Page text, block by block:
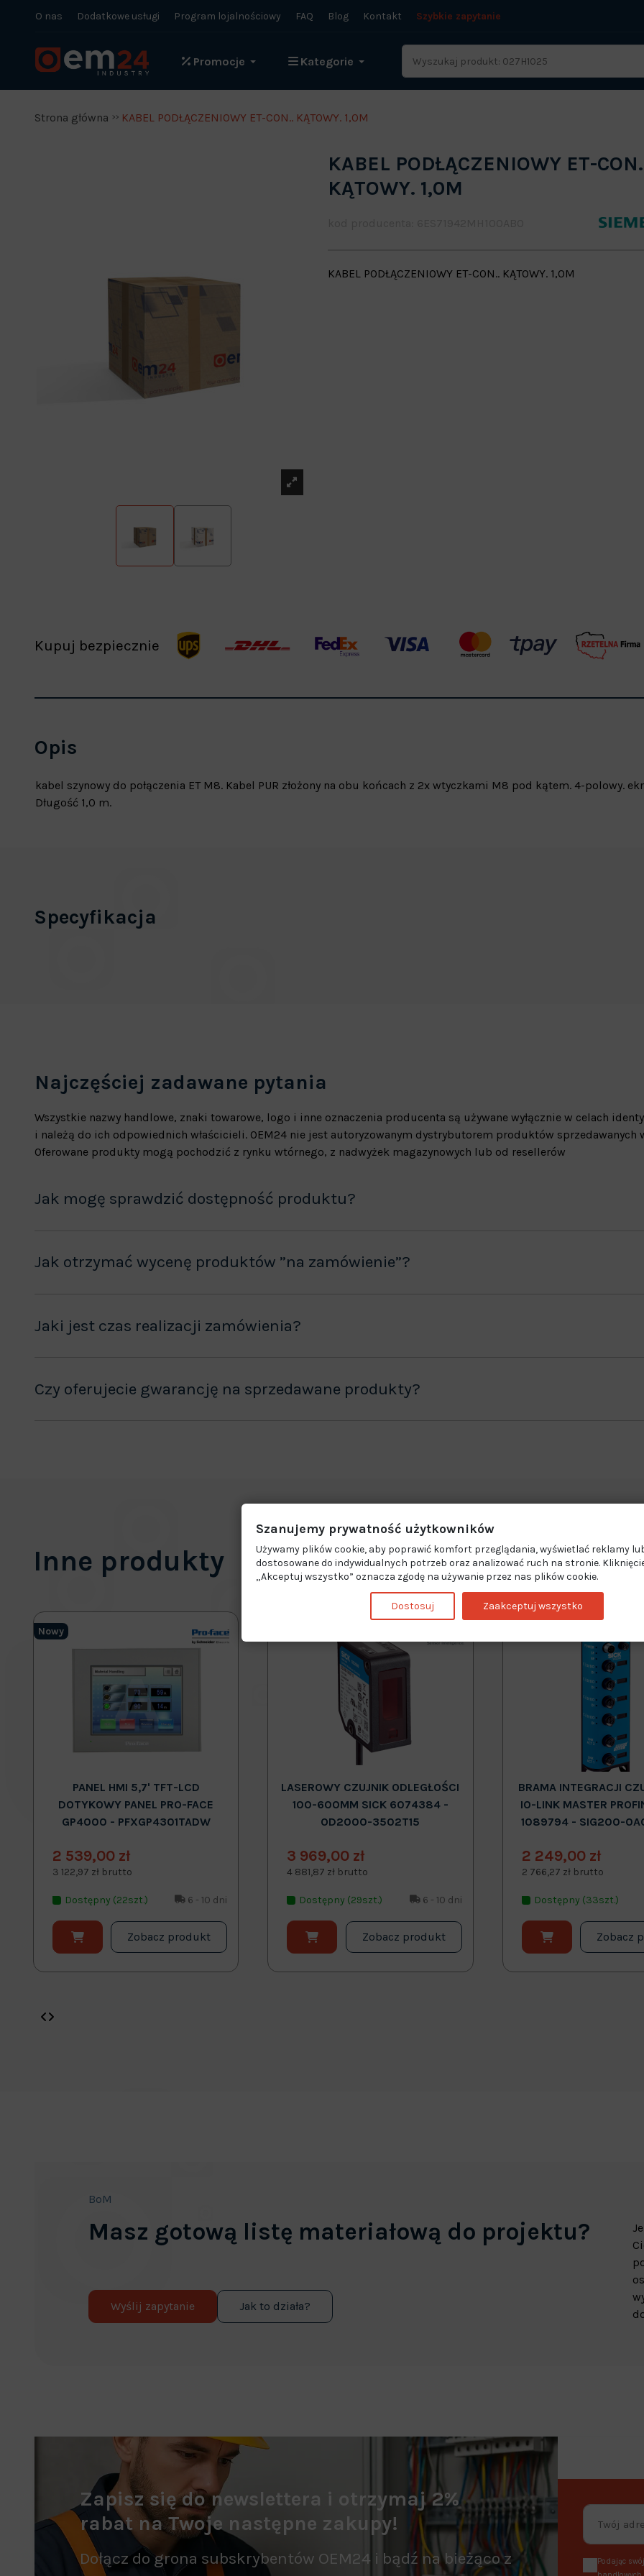
O nas Dodatkowe usługi Program lojalnościowy FAQ Blog Kontakt Szybkie zapytanie
Promocje Kategorie
Strona główna KABEL PODŁĄCZENIOWY ET-CON.. KĄTOWY. 1,0M
KABEL PODŁĄCZENIOWY ET-
KĄTOWY. 1,0M
KABEL PODŁĄCZENIOWY ET-CON.. KĄTOWY. 1,0M
Kupuj bezpiecznie
Opis
kabel szynowy do połączenia ET M8. Kabel PUR złożony na obu końcach z 2x wtyczkami M8 pod kątem. 4-polowy.
Długość 1,0 m.
Specyfikacja
Najczęściej zadawane pytania
Wszystkie nazwy handlowe, znaki towarowe, logo i inne oznaczenia producenta są używane wyłącznie w celach
i należą do ich odpowiednich właścicieli. OEM24 nie jest autoryzowanym dystrybutorem produktów sprzedawanych
Oferowane produkty mogą pochodzić z rynku wtórnego, z nadwyżek magazynowych lub od resellerów
Jak mogę sprawdzić dostępność produktu?
Jak otrzymać wycenę produktów ”na zamówienie”?
Jaki jest czas realizacji zamówienia?
Czy oferujecie gwarancję na sprzedawane produkty?
Inne produkty
Nowy
PANEL HMI 5,7' TFT-LCD
DOTYKOWY PANEL PRO-FACE
GP4000 - PFXGP4301TADW
2 539,00 zł
3 122,97 zł brutto
Dostępny (22szt.) 6 - 10 dni
Zobacz produkt
LASEROWY CZUJNIK ODLEGŁOŚCI
100-600MM SICK 6074384 -
OD2000-3502T15
3 969,00 zł
4 881,87 zł brutto
Dostępny (29szt.) 6 - 10 dni
Zobacz produkt
BRAMA INTEGRACJI
IO-LINK MASTER
1089794 - SIG200-
2 249,00 zł
2 766,27 zł brutto
Dostępny (33szt.)
Zobacz
BoM
Masz gotową listę materiałową do projektu?
Wyślij zapytanie Jak to działa?
Zapisz się do newslettera i otrzymaj 2%
rabat na Twoje następne zakupy!
Dołącz do grona subskrybentów OEM24 i bądź na bieżąco z
Podając
Szanujemy prywatność użytkowników
Używamy plików cookie, aby poprawić komfort przeglądania, wyświetlać reklamy
dostosowane do indywidualnych potrzeb oraz analizować ruch na stronie.
„Akceptuj wszystko” oznacza zgodę na używanie przez nas plików cookie.
Dostosuj Zaakceptuj wszystko